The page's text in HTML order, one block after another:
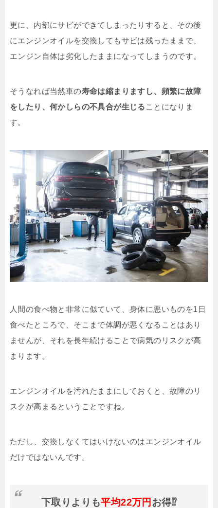
更に、内部にサビができてしまったりすると、その後
にエンジンオイルを交換してもサビは残ったままで、
エンジン自体は劣化したままになってしまうのです。
そうなれば当然車の寿命は縮まりますし、頻繁に故障
をしたり、何かしらの不具合が生じる ことになりま
す。
人間の食べ物と非常に似ていて、身体に悪いものを1日
食べたところで、そこまで体調が悪くなることはあり
ませんが、それを長年続けることで病気のリスクが高
まります。
エンジンオイルを汚れたままにしておくと、故障のリ
スクが高まるということですね。
ただし、交換しなくてはいけないのはエンジンオイル
だけではないんです。
下取りよりも平均22万円 お得⁉